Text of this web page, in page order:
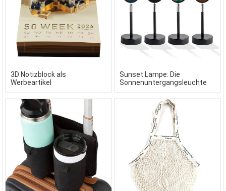
3D Notizblock als
Werbeartikel
Sunset Lampe: Die
Sonnenuntergangsleuchte
als Werbeartikel